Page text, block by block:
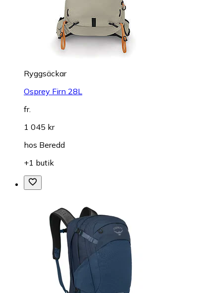
Ryggsäckar
Osprey Firn 28L
fr.
1 045 kr
hos Beredd
+1 butik